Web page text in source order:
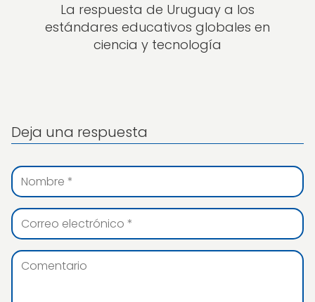
La respuesta de Uruguay a los
estándares educativos globales en
ciencia y tecnología
Deja una respuesta